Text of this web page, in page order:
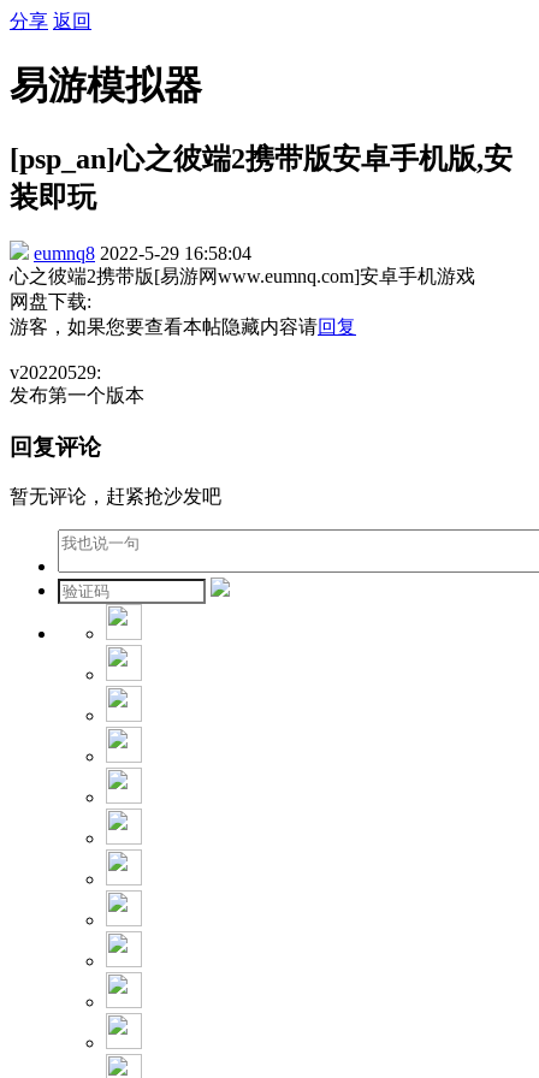
分享 返回
易游模拟器
[psp_an]心之彼端2携带版安卓手机版,安
装即玩
eumnq8 2022-5-29 16:58:04
心之彼端2携带版[易游网www.eumnq.com]安卓手机游戏
网盘下载:
游客，如果您要查看本帖隐藏内容请回复
v20220529:
发布第一个版本
回复评论
暂无评论，赶紧抢沙发吧